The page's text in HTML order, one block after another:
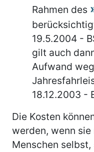
Rahmen des
19.5.2004 -
gilt auch
Aufwand
18.12.2003 -
Die Kosten
werden, wenn
Menschen